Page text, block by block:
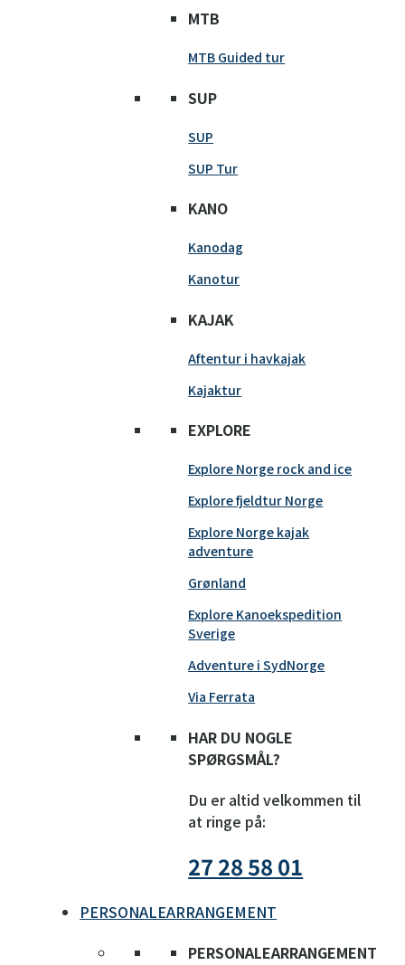
MTB
MTB Guided tur
SUP
SUP
SUP Tur
KANO
Kanodag
Kanotur
KAJAK
Aftentur i havkajak
Kajaktur
EXPLORE
Explore Norge rock and ice
Explore fjeldtur Norge
Explore Norge kajak
adventure
Grønland
Explore Kanoekspedition
Sverige
Adventure i SydNorge
Via Ferrata
HAR DU NOGLE
SPØRGSMÅL?
Du er altid velkommen til
at ringe på:
27 28 58 01
PERSONALEARRANGEMENT
PERSONALEARRANGEMENT